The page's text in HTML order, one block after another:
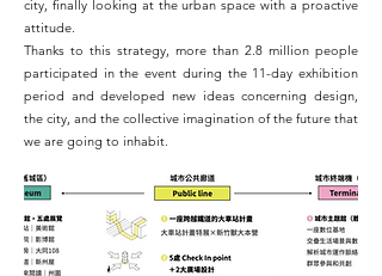
city, finally looking at the urban space with a proactive
attitude.
Thanks to this strategy, more than 2.8 million people
participated in the event during the 11-day exhibition
period and developed new ideas concerning design,
the city, and the collective imagination of the future that
we are going to inhabit.